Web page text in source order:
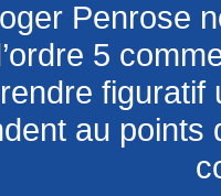
Penrose
5
au points